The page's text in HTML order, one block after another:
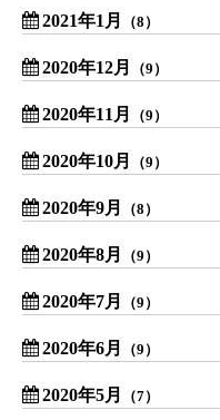
2021年1月 （8）
2020年12月 （9）
2020年11月 （9）
2020年10月 （9）
2020年9月 （8）
2020年8月 （9）
2020年7月 （9）
2020年6月 （9）
2020年5月 （7）